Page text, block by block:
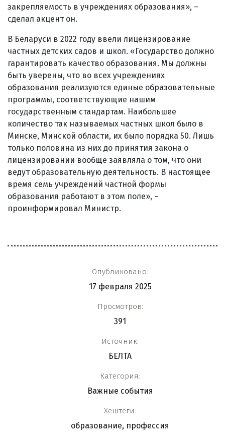
закрепляемость в учреждениях образования», –
сделал акцент он.
В Беларуси в 2022 году ввели лицензирование
частных детских садов и школ. «Государство должно
гарантировать качество образования. Мы должны
быть уверены, что во всех учреждениях
образования реализуются единые образовательные
программы, соответствующие нашим
государственным стандартам. Наибольшее
количество так называемых частных школ было в
Минске, Минской области, их было порядка 50. Лишь
только половина из них до принятия закона о
лицензировании вообще заявляла о том, что они
ведут образовательную деятельность. В настоящее
время семь учреждений частной формы
образования работают в этом поле», –
проинформировал Министр.
Опубликовано:
17 февраля 2025
Просмотров:
391
Источник:
БЕЛТА
Категория:
Важные события
Хештеги:
образование, профессия